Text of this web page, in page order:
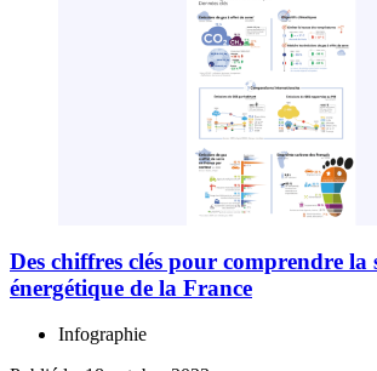
Des chiffres clés pour comprendre la
énergétique de la France
Infographie